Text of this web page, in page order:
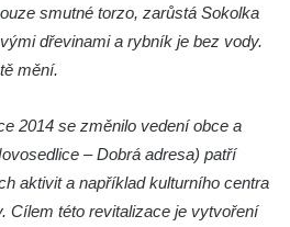
Hluboká
u Černé věže v
smutné torzo, zarůstá Sokolka
dřevinami a rybník je bez vody.
mění.
2014 se změnilo vedení obce a
– Dobrá adresa) patří
aktivit a například kulturního centra
Cílem této revitalizace je vytvoření